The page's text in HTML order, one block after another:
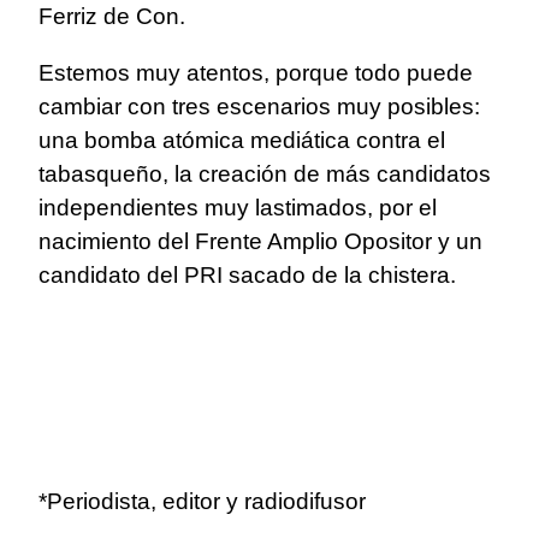
Ferriz de Con.
Estemos muy atentos, porque todo puede
cambiar con tres escenarios muy posibles:
una bomba atómica mediática contra el
tabasqueño, la creación de más candidatos
independientes muy lastimados, por el
nacimiento del Frente Amplio Opositor y un
candidato del PRI sacado de la chistera.
*Periodista, editor y radiodifusor